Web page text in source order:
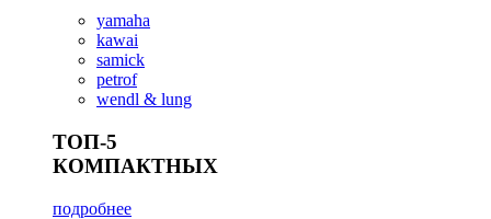
yamaha
kawai
samick
petrof
wendl & lung
ТОП-5
КОМПАКТНЫХ
подробнее